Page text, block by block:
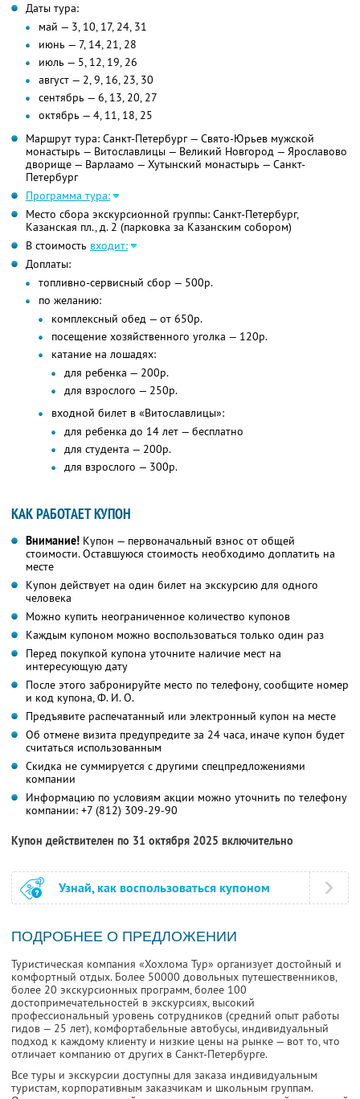
Даты тура:
май — 3, 10, 17, 24, 31
июнь — 7, 14, 21, 28
июль — 5, 12, 19, 26
август — 2, 9, 16, 23, 30
сентябрь — 6, 13, 20, 27
октябрь — 4, 11, 18, 25
Маршрут тура: Санкт-Петербург — Свято-Юрьев мужской
монастырь — Витославлицы — Великий Новгород — Ярославово
дворище — Варлаамо — Хутынский монастырь — Санкт-
Петербург
Программа тура:
Место сбора экскурсионной группы: Санкт-Петербург,
Казанская пл., д. 2 (парковка за Казанским собором)
В стоимость входит:
Доплаты:
топливно-сервисный сбор — 500р.
по желанию:
комплексный обед — от 650р.
посещение хозяйственного уголка — 120р.
катание на лошадях:
для ребенка — 200р.
для взрослого — 250р.
входной билет в «Витославлицы»:
для ребенка до 14 лет — бесплатно
для студента — 200р.
для взрослого — 300р.
КАК РАБОТАЕТ КУПОН
Внимание! Купон — первоначальный взнос от общей
стоимости. Оставшуюся стоимость необходимо доплатить на
месте
Купон действует на один билет на экскурсию для одного
человека
Можно купить неограниченное количество купонов
Каждым купоном можно воспользоваться только один раз
Перед покупкой купона уточните наличие мест на
интересующую дату
После этого забронируйте место по телефону, сообщите номер
и код купона,Ф. И. О.
Предъявите распечатанный или электронный купон на месте
Об отмене визита предупредите за 24 часа, иначе купон будет
считаться использованным
Скидка не суммируется с другими спецпредложениями
компании
Информацию по условиям акции можно уточнить по телефону
компании: +7 (812) 309-29-90
Купон действителен по 31 октября 2025 включительно
Узнай, как воспользоваться купоном
ПОДРОБНЕЕ О ПРЕДЛОЖЕНИИ
Туристическая компания «Хохлома Тур» организует достойный и
комфортный отдых. Более 50000 довольных путешественников,
более 20 экскурсионных программ, более 100
достопримечательностей в экскурсиях, высокий
профессиональный уровень сотрудников (средний опыт работы
гидов — 25 лет), комфортабельные автобусы, индивидуальный
подход к каждому клиенту и низкие цены на рынке — вот то, что
отличает компанию от других в Санкт-Петербурге.
Все туры и экскурсии доступны для заказа индивидуальным
туристам, корпоративным заказчикам и школьным группам.